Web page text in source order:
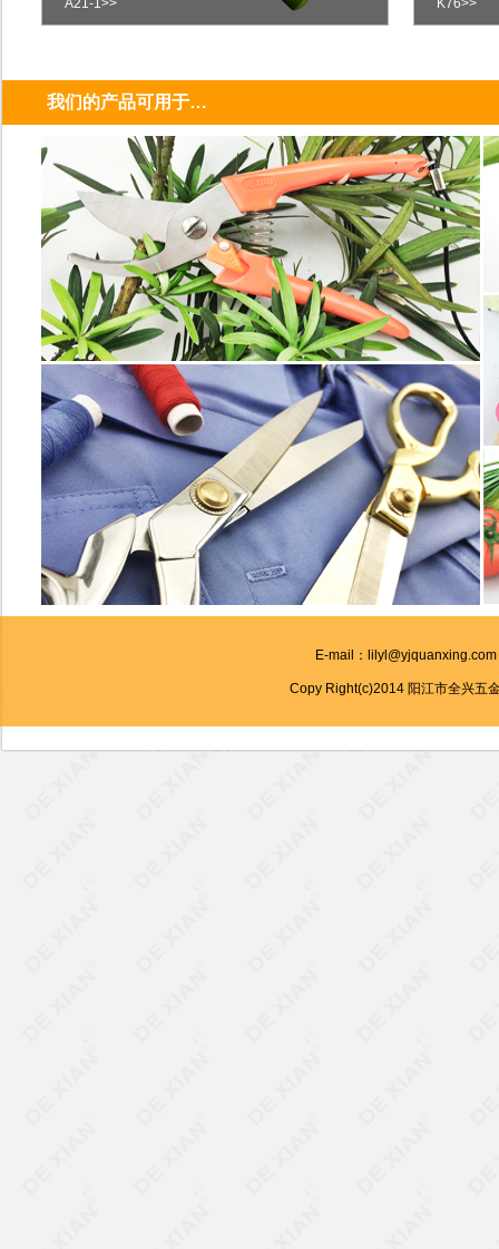
A21-1>> K76>>
我们的产品可用于…
E-mail：
Copy Right(c)2014 阳江市全兴五